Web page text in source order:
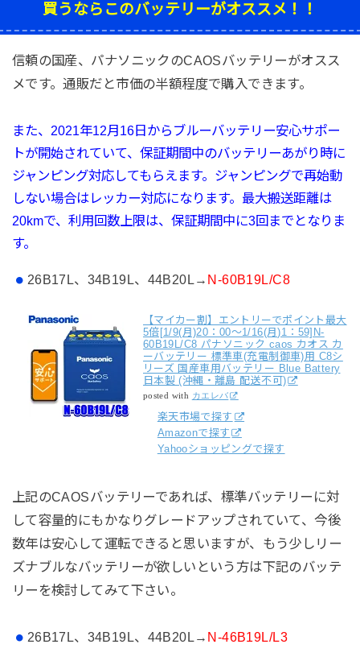
買うならこのバッテリーがオススメ！！
信頼の国産、パナソニックのCAOSバッテリーがオスス
メです。通販だと市価の半額程度で購入できます。
また、2021年12月16日から ブルーバッテリー安心サポー
トが開始されていて、 保証期間中のバッテリーあがり時に
ジャンピング対応してもらえます。ジャンピングで再始動
しない場合はレッカー対応になります。最大搬送距離は
20kmで、利用回数上限は、保証期間中に3回までとなりま
す。
26B17L、34B19L、44B20L→ N-60B19L/C8
【マイカー割】エントリーでポイント最大
5倍[1/9(月)20：00〜1/16(月)1：59]N-
60B19L/C8 パナソニック caos カオス カ
ーバッテリー 標準車(充電制御車)用 C8シ
リーズ 国産車用バッテリー Blue Battery
日本製 (沖縄・離島 配送不可)
posted with カエレバ
楽天市場で探す
Amazonで探す
Yahooショッピングで探す
上記のCAOSバッテリーであれば、標準バッテリーに対
して容量的にもかなりグレードアップされていて、今後
数年は安心して運転できると思いますが、もう少しリー
ズナブルなバッテリーが欲しいという方は下記のバッテ
リーを検討してみて下さい。
26B17L、34B19L、44B20L→ N-46B19L/L3